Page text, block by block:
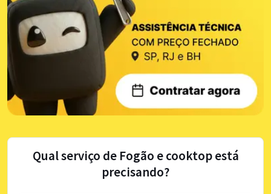
Qual serviço de Fogão e cooktop está
precisando?